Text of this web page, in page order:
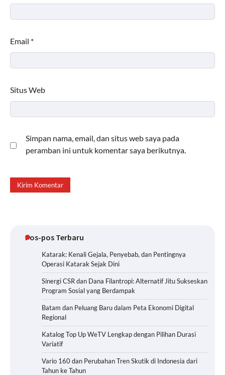
Email *
Situs Web
Simpan nama, email, dan situs web saya pada
peramban ini untuk komentar saya berikutnya.
Pos-pos Terbaru
Katarak: Kenali Gejala, Penyebab, dan Pentingnya
Operasi Katarak Sejak Dini
Sinergi CSR dan Dana Filantropi: Alternatif Jitu Sukseskan
Program Sosial yang Berdampak
Batam dan Peluang Baru dalam Peta Ekonomi Digital
Regional
Katalog Top Up WeTV Lengkap dengan Pilihan Durasi
Variatif
Vario 160 dan Perubahan Tren Skutik di Indonesia dari
Tahun ke Tahun